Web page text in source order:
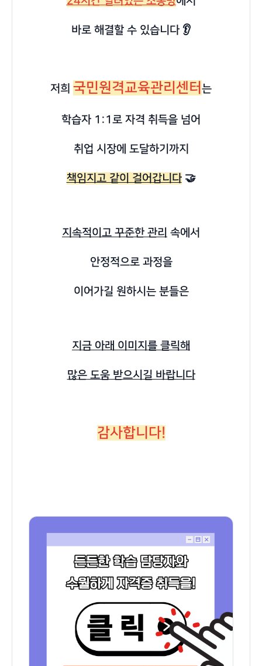
바로 해결할 수 있습니다 👂
저희 국민원격교육관리센터 는
학습자 1:1로 자격 취득을 넘어
취업 시장에 도달하기까지
책임지고 같이 걸어갑니다🤝
지속적이고 꾸준한 관리 속에서
안정적으로 과정을
이어가길 원하시는 분들은
지금 아래 이미지를 클릭해
많은 도움 받으시길 바랍니다
감사합니다!